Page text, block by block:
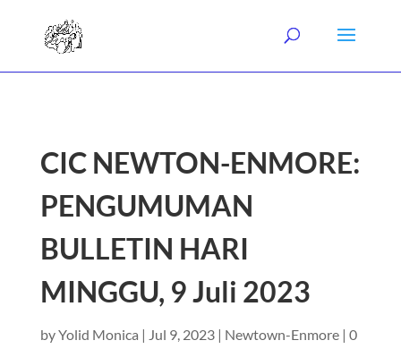
CIC NEWTON-ENMORE:
PENGUMUMAN
BULLETIN HARI
MINGGU, 9 Juli 2023
byYolid Monica | Jul 9, 2023| Newtown-Enmore| 0